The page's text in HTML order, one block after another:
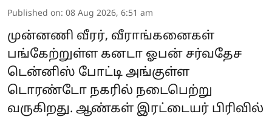
Published on: 08 Aug 2026, 6:51 am
முன்னணி வீரர், வீராங்கனைகள்
பங்கேற்றுள்ள கனடா ஓபன் சர்வதேச
டென்னிஸ் போட்டி அங்குள்ள
டொரண்டோ நகரில் நடைபெற்று
வருகிறது. ஆண்கள் இரட்டையர் பிரிவில்